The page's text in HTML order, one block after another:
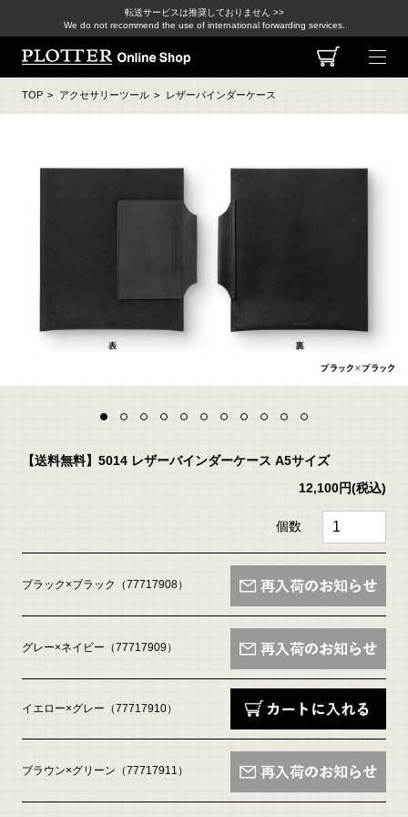
転送サービスは推奨しておりません >>
We do not recommend the use of international forwarding services.
TOP > アクセサリーツール > レザーバインダーケース
【送料無料】5014 レザーバインダーケース A5サイズ
12,100円(税込)
個数
ブラック×ブラック（77717908）
グレー×ネイビー（77717909）
イエロー×グレー（77717910）
ブラウン×グリーン（77717911）